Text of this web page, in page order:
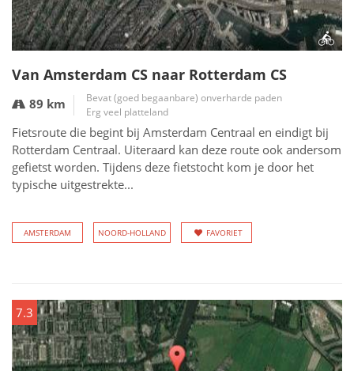
Van Amsterdam CS naar Rotterdam CS
89 km
Bevat (goed begaanbare) onverharde paden
Erg veel platteland
Fietsroute die begint bij Amsterdam Centraal en eindigt bij
Rotterdam Centraal. Uiteraard kan deze route ook andersom
gefietst worden. Tijdens deze fietstocht kom je door het
typische uitgestrekte...
AMSTERDAM NOORD-HOLLAND FAVORIET
7.3